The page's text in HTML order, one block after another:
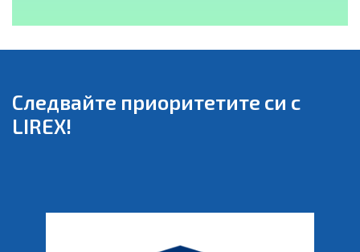
Следвайте приоритетите си с
LIREX!